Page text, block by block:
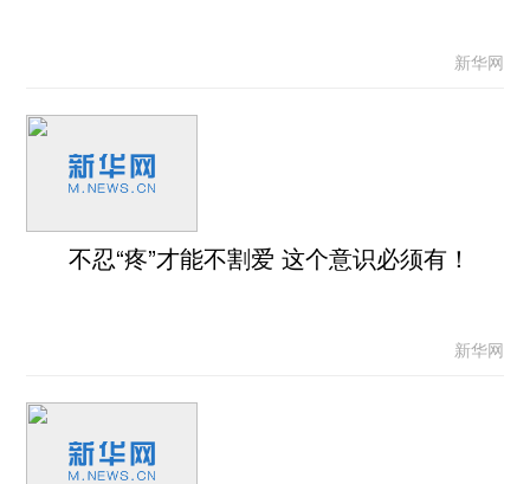
新华网
不忍“疼”才能不割爱 这个意识必须有！
新华网